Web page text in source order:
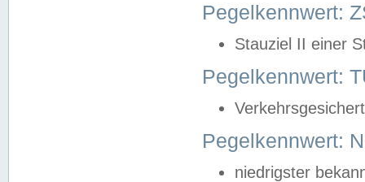
Pegelkennwert:
Stauziel II einer
Pegelkennwert:
Pegelkennwert:
niedrigster